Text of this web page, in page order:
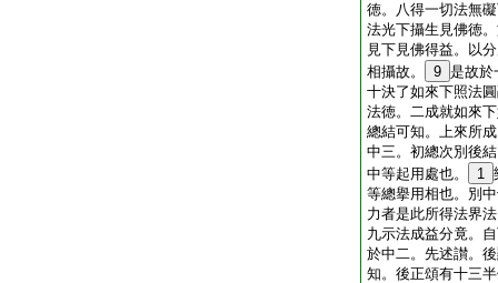
徳。八得一切法無
法光下攝生見佛徳
見下見佛得益。以
相攝故。
9 是故於
十決了如來下照法
法徳。二成就如來
總結可知。上來所
中三。初總次別後
中等起用處也。
1
等總擧用相也。別
力者是此所得法界
九示法成益分竟。
於中二。先述讃。
知。後正頌有十三